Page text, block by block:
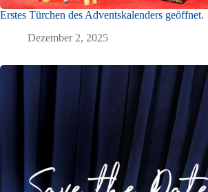
Erstes Türchen des Adventskalenders geöffnet.
Dezember 2, 2025